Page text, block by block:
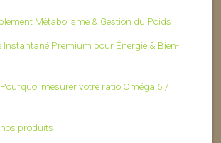
Métabolisme & Gestion du Poids
Instantané Premium pour Énergie & Bien-
mesurer votre ratio Oméga 6 /
produits